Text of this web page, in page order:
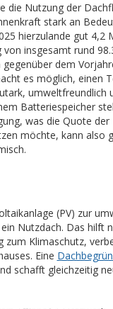
die Nutzung der
stark an
hierzulande gut 4,2
insgesamt rund
dem
es möglich, einen
umweltfreundlich
Batteriespeicher
was die Quote der
möchte, kann also
(PV) zur
Nutzdach. Das hilft
zum Klimaschutz,
Eine
schafft gleichzeitig